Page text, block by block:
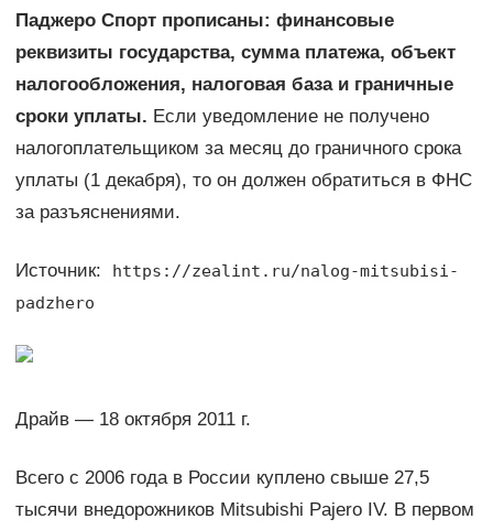
Паджеро Спорт прописаны: финансовые
реквизиты государства, сумма платежа, объект
налогообложения, налоговая база и граничные
сроки уплаты. Если уведомление не получено
налогоплательщиком за месяц до граничного срока
уплаты (1 декабря), то он должен обратиться в ФНС
за разъяснениями.
Источник:
https://zealint.ru/nalog-mitsubisi-
padzhero
Драйв — 18 октября 2011 г.
Всего с 2006 года в России куплено свыше 27,5
тысячи внедорожников Mitsubishi Pajero IV. В первом